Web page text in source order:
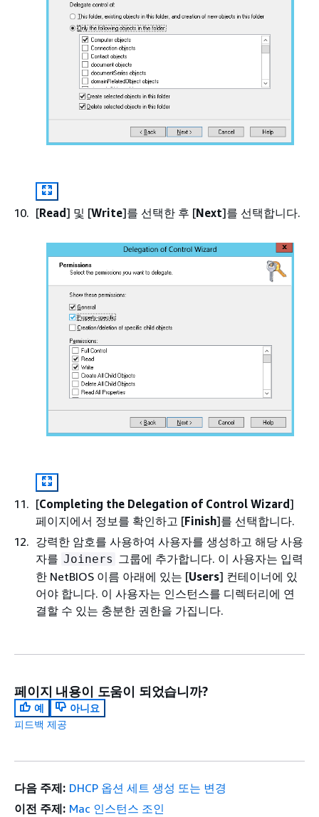
[Read] 및 [Write]를 선택한 후 [Next]를 선택합니다.
[Completing the Delegation of Control Wizard]
페이지에서 정보를 확인하고 [Finish]를 선택합니다.
강력한 암호를 사용하여 사용자를 생성하고 해당 사용
자를 Joiners 그룹에 추가합니다. 이 사용자는 입력
한 NetBIOS 이름 아래에 있는 [Users] 컨테이너에 있
어야 합니다. 이 사용자는 인스턴스를 디렉터리에 연
결할 수 있는 충분한 권한을 가집니다.
페이지 내용이 도움이 되었습니까?
예
아니요
피드백 제공
다음 주제: DHCP 옵션 세트 생성 또는 변경
이전 주제: Mac 인스턴스 조인